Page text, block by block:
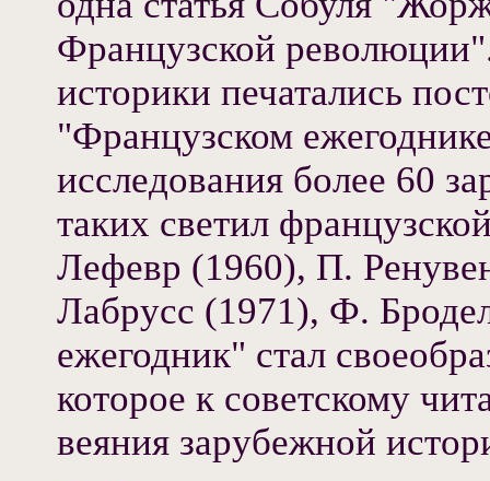
Французской
историки печатались
"Французском
исследования более 60
таких светил
Лефевр (1960), П.
Лабрусс (1971), Ф.
ежегодник" стал
которое к советскому
веяния зарубежной